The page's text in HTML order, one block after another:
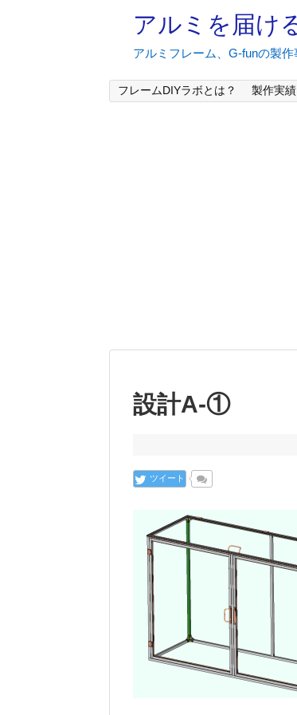
アルミを届け
アルミフレーム、G-funの製
フレームDIYラボとは？ 製作実績
設計A-①
ツイート